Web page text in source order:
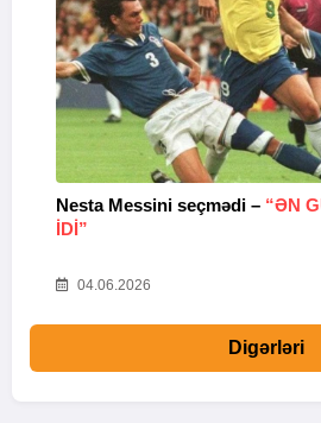
Nesta Messini seçmədi – “ƏN
IDI”
04.06.2026
Digərləri